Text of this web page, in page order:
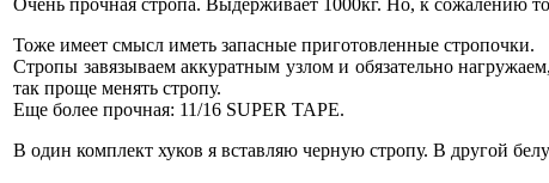
Очень прочная стропа. Выдерживает 1000кг. Но, к сожалению
Тоже имеет смысл иметь запасные приготовленные стропочки.
Стропы завязываем аккуратным узлом и обязательно
так проще менять стропу.
Еще более прочная: 11/16 SUPER TAPE.
В один комплект хуков я вставляю черную стропу. В другой